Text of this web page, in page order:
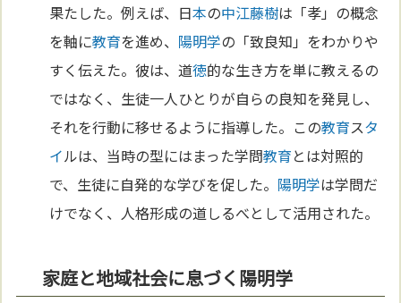
果たした。例えば、日本の中江藤樹は「孝」の概念
を軸に教育を進め、 陽明学の「致良知」をわかりや
すく伝えた。彼は、道徳的な生き方を単に教えるの
ではなく、生徒一人ひとりが自らの良知を発見し、
それを行動に移せるように指導した。この教育スタ
イルは、当時の型にはまった学問教育とは対照的
で、生徒に自発的な学びを促した。 陽明学は学問だ
けでなく、人格形成の道しるべとして活用された。
家庭と地域社会に息づく陽明学